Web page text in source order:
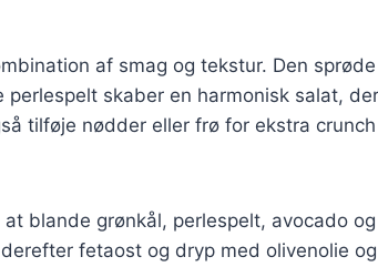
af smag og tekstur. Den
skaber en harmonisk salat,
tilføje nødder eller frø for ekstra
blande grønkål, perlespelt, avocado og
fetaost og dryp med olivenolie